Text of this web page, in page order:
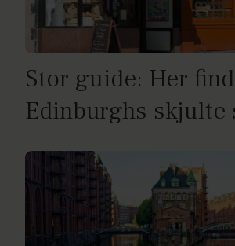
Stor guide: Her
Edinburghs skjulte